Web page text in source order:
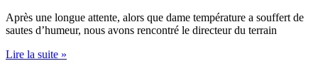
Après une longue attente, alors que dame température a souffert de
sautes d’humeur, nous avons rencontré le directeur du terrain
Lire la suite »